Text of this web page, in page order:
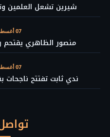
شيرين تشعل العلمين
07 أغسطس 2026
منصور الظاهري يقتحم
07 أغسطس 2026
ندي ثابت تفتتح